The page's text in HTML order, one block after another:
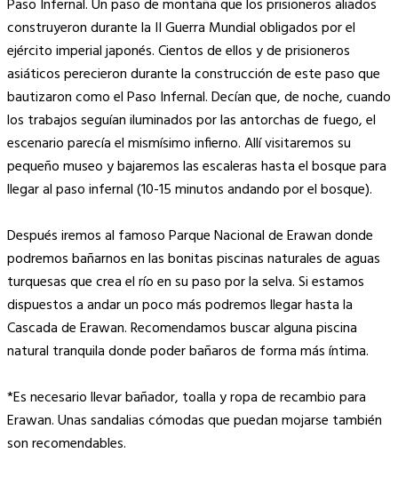
Paso Infernal. Un paso de montaña que los prisioneros aliados
construyeron durante la II Guerra Mundial obligados por el
ejército imperial japonés. Cientos de ellos y de prisioneros
asiáticos perecieron durante la construcción de este paso que
bautizaron como el Paso Infernal. Decían que, de noche, cuando
los trabajos seguían iluminados por las antorchas de fuego, el
escenario parecía el mismísimo infierno. Allí visitaremos su
pequeño museo y bajaremos las escaleras hasta el bosque para
llegar al paso infernal (10-15 minutos andando por el bosque).
Después iremos al famoso Parque Nacional de Erawan donde
podremos bañarnos en las bonitas piscinas naturales de aguas
turquesas que crea el río en su paso por la selva. Si estamos
dispuestos a andar un poco más podremos llegar hasta la
Cascada de Erawan. Recomendamos buscar alguna piscina
natural tranquila donde poder bañaros de forma más íntima.
*Es necesario llevar bañador, toalla y ropa de recambio para
Erawan. Unas sandalias cómodas que puedan mojarse también
son recomendables.